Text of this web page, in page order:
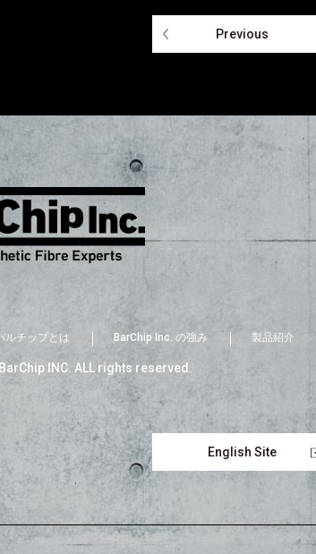
Previous
ルチップとは BarChip Inc. の強み 製品紹介
INC. ALL rights reserved.
English Site